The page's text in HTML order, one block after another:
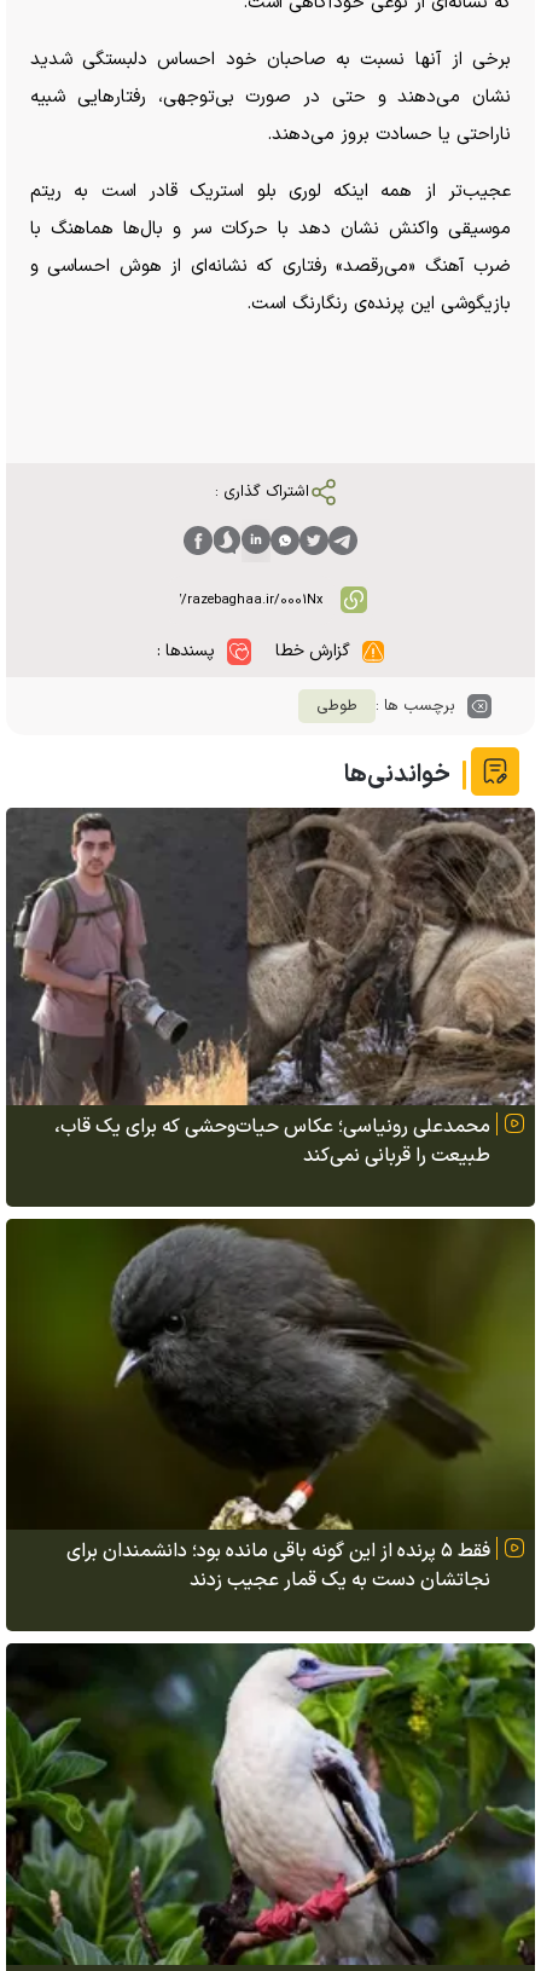
برخی از آنها نسبت به صاحبان خود احساس دلبستگی شدید
نشان می‌دهند و حتی در صورت بی‌توجهی، رفتار‌هایی شبیه
ناراحتی یا حسادت بروز می‌دهند.
عجیب‌تر از همه اینکه لوری بلو استریک قادر است به ریتم
موسیقی واکنش نشان دهد با حرکات سر و بال‌ها هماهنگ با
ضرب آهنگ «می‌رقصد» رفتاری که نشانه‌ای از هوش احساسی و
بازیگوشی این پرنده‌ی رنگارنگ است.
اشتراک گذاری :
گزارش خطا پسندها :
برچسب ها : طوطی
خواندنی‌ها
محمدعلی رونیاسی؛ عکاس حیات‌وحشی که برای یک قاب،
طبیعت را قربانی نمی‌کند
فقط ۵ پرنده از این گونه باقی مانده بود؛ دانشمندان برای
نجاتشان دست به یک قمار عجیب زدند